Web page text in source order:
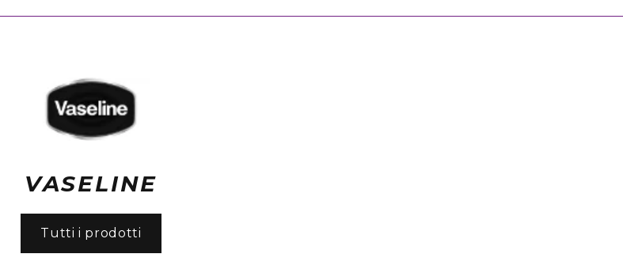
VASELINE
Tutti i prodotti